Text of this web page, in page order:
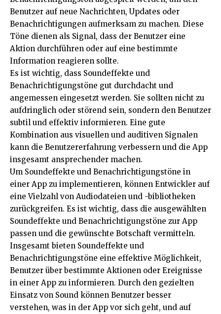
Benutzer auf neue Nachrichten, Updates oder
Benachrichtigungen aufmerksam zu machen. Diese
Töne dienen als Signal, dass der Benutzer eine
Aktion durchführen oder auf eine bestimmte
Information reagieren sollte.
Es ist wichtig, dass Soundeffekte und
Benachrichtigungstöne gut durchdacht und
angemessen eingesetzt werden. Sie sollten nicht zu
aufdringlich oder störend sein, sondern den Benutzer
subtil und effektiv informieren. Eine gute
Kombination aus visuellen und auditiven Signalen
kann die Benutzererfahrung verbessern und die App
insgesamt ansprechender machen.
Um Soundeffekte und Benachrichtigungstöne in
einer App zu implementieren, können Entwickler auf
eine Vielzahl von Audiodateien und -bibliotheken
zurückgreifen. Es ist wichtig, dass die ausgewählten
Soundeffekte und Benachrichtigungstöne zur App
passen und die gewünschte Botschaft vermitteln.
Insgesamt bieten Soundeffekte und
Benachrichtigungstöne eine effektive Möglichkeit,
Benutzer über bestimmte Aktionen oder Ereignisse
in einer App zu informieren. Durch den gezielten
Einsatz von Sound können Benutzer besser
verstehen, was in der App vor sich geht, und auf